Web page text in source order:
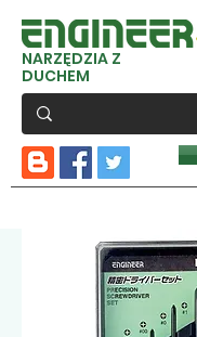
NARZĘDZIA Z
DUCHEM